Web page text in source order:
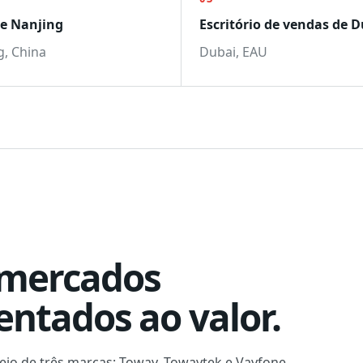
Nanjing
China
Escritório de vendas de
Dubai, EAU
ao valor.